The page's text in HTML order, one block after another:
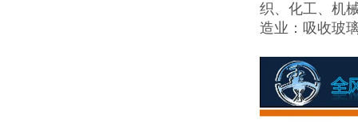
织、化工、机
造业：吸收玻